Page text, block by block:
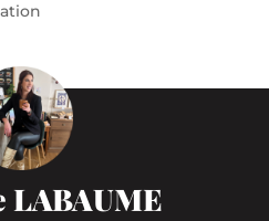
LABAUME